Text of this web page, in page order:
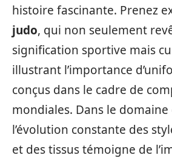
histoire fascinante. Prenez
judo, qui non seulement
signification sportive mais
illustrant l’importance
conçus dans le cadre de
mondiales. Dans le
l’évolution constante des
et des tissus témoigne de